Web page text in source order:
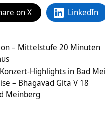
on X LinkedIn
– Mittelstufe 20 Minuten
Highlights in Bad
– Bhagavad Gita V 18
Meinberg